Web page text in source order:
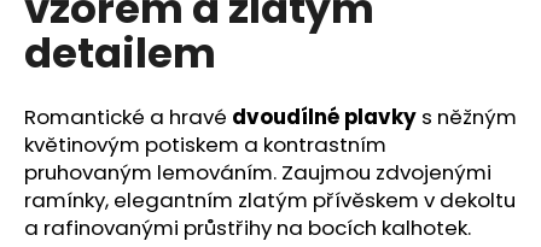
hvězdiček.
detailem
Romantické a hravé dvoudílné plavky s něžným
květinovým potiskem a kontrastním
pruhovaným lemováním. Zaujmou zdvojenými
ramínky, elegantním zlatým přívěskem v dekoltu
a rafinovanými průstřihy na bocích kalhotek.
D
o
p